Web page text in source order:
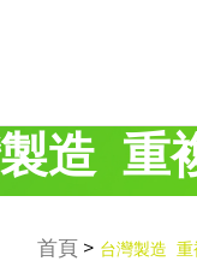
造 重
首頁 > 台灣製造 重